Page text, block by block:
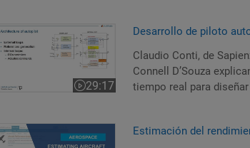
de piloto automático con Simulink
29:17
Duración del vídeo 29:17
Desarrollo de piloto
Claudio Conti, de
Connell D’Souza
tiempo real para
del rendimiento de aeronaves con
Estimación del